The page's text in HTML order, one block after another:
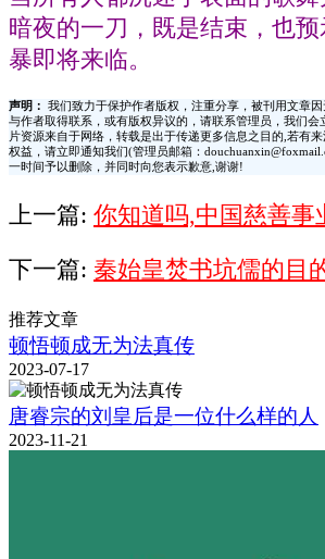
暗夜的一刀，既是结束，也
暴即将来临。
声明：
我们致力于保护作者版权，注重分享，被刊用文章
与作者取得联系，或有版权异议的，请联系管理员，我们会
片资源来自于网络，转载是出于传递更多信息之目的,若有
权益，请立即通知我们(管理员邮箱：
一时间予以删除，并同时向您表示歉意,谢谢!
上一篇: 你知道吗,中国慈善事
下一篇: 秦始皇焚书坑儒的目
推荐文章
顿悟顿成无为法真传
2023-07-17
唐睿宗的刘皇后是一位什么样的人
2023-11-21